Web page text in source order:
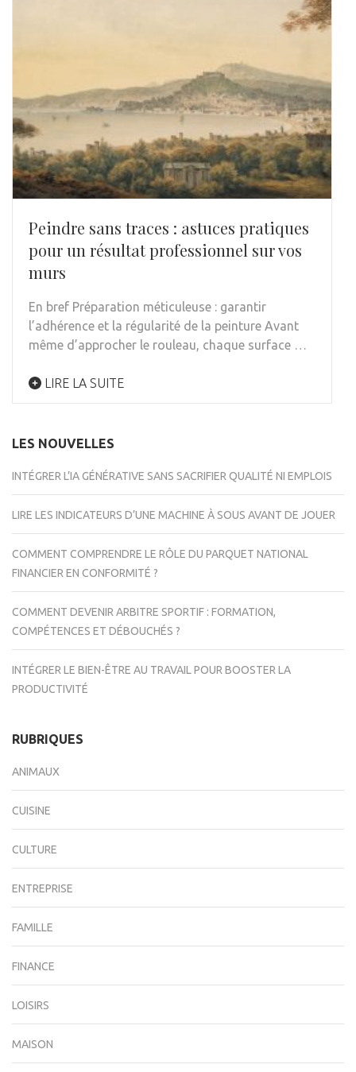
Peindre sans traces : astuces pratiques
pour un résultat professionnel sur vos
murs
En bref Préparation méticuleuse : garantir
l’adhérence et la régularité de la peinture Avant
même d’approcher le rouleau, chaque surface …
LIRE LA SUITE
LES NOUVELLES
INTÉGRER L’IA GÉNÉRATIVE SANS SACRIFIER QUALITÉ NI EMPLOIS
LIRE LES INDICATEURS D’UNE MACHINE À SOUS AVANT DE JOUER
COMMENT COMPRENDRE LE RÔLE DU PARQUET NATIONAL
FINANCIER EN CONFORMITÉ ?
COMMENT DEVENIR ARBITRE SPORTIF : FORMATION,
COMPÉTENCES ET DÉBOUCHÉS ?
INTÉGRER LE BIEN-ÊTRE AU TRAVAIL POUR BOOSTER LA
PRODUCTIVITÉ
RUBRIQUES
ANIMAUX
CUISINE
CULTURE
ENTREPRISE
FAMILLE
FINANCE
LOISIRS
MAISON